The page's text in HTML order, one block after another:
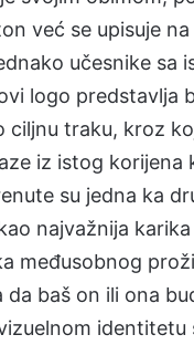
već se upisuje
učesnike sa
logo
ciljnu traku, kroz
iz istog
su jedna ka
najvažnija
međusobnog
baš on ili ona
identitetu